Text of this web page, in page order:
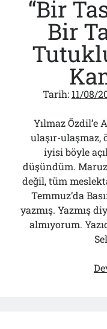
“Bir
Bir
Tarih: 11/08/
Yılmaz Özdil’e
ulaşır-ulaşmaz,
iyisi böyle
düşündüm.
değil, tüm
Temmuz’da
yazmış. Yazmış
almıyorum.